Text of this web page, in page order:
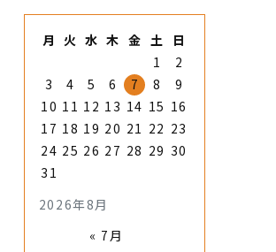
2026年8月
月 火 水 木 金 土
日
1
2
3
4 5 6 7 8
9
10 11 12 13 14 15 16
17 18 19 20 21 22 23
24 25 26 27 28 29 30
31
« 7月